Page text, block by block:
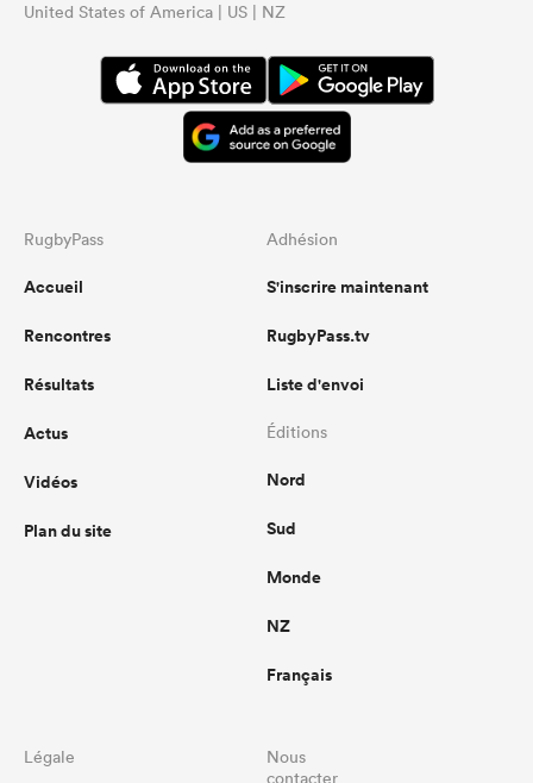
United States of America | US | NZ
RugbyPass
Accueil
Rencontres
Résultats
Actus
Vidéos
Plan du site
Adhésion
S'inscrire maintenant
RugbyPass.tv
Liste d'envoi
Éditions
Nord
Sud
Monde
NZ
Français
Légale
Nous
contacter